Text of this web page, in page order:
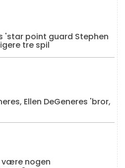
'star point guard Stephen
tre spil
Ellen DeGeneres 'bror,
være nogen